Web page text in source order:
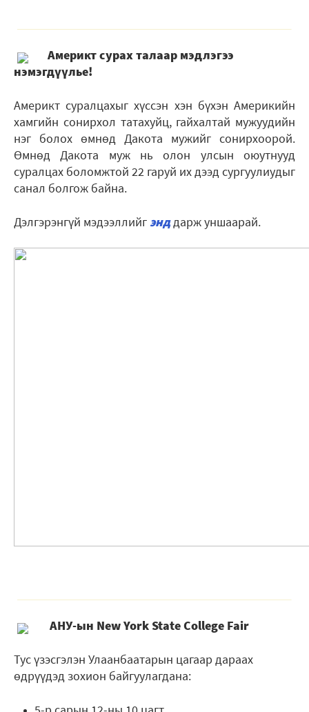
Америкт сурах талаар мэдлэгээ
нэмэгдүүлье!
Америкт суралцахыг хүссэн хэн бүхэн Америкийн
хамгийн сонирхол татахуйц, гайхалтай мужуудийн
нэг болох өмнөд Дакота мужийг сонирхоорой.
Өмнөд Дакота муж нь олон улсын оюутнууд
суралцах боломжтой 22 гаруй их дээд сургуулиудыг
санал болгож байна.
Дэлгэрэнгүй мэдээллийгэнддарж уншаарай.
АНУ-ын New York State College Fair
Тус үзэсгэлэн Улаанбаатарын цагаар дараах
өдрүүдэд зохион байгуулагдана: